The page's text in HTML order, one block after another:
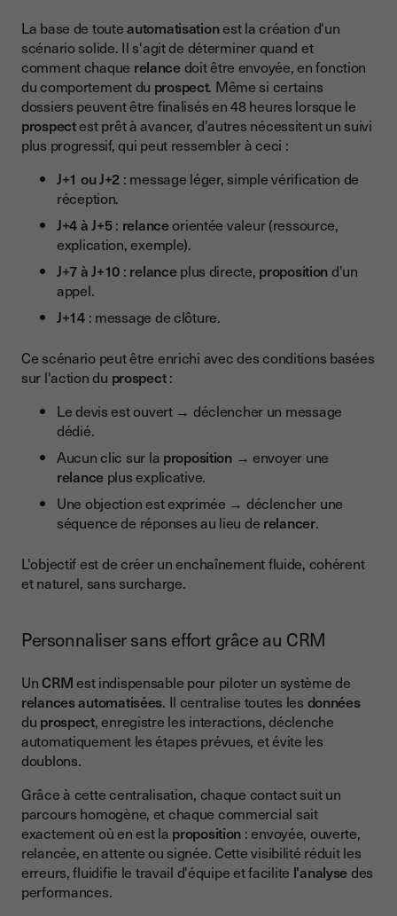
La base de touteautomatisationest la création d'un
scénario solide. Il s'agit de déterminer quand et
comment chaque relancedoit être envoyée, en fonction
du comportement du prospect. Même si certains
dossiers peuvent être finalisés en 48 heures lorsque le
prospectest prêt à avancer, d'autres nécessitent un suivi
plus progressif, qui peut ressembler à ceci :
J+1 ou J+2 : message léger, simple vérification de
réception.
J+4 à J+5: relanceorientée valeur (ressource,
explication, exemple).
J+7 à J+10 : relanceplus directe, propositiond'un
appel.
J+14: message de clôture.
Ce scénario peut être enrichi avec des conditions basées
sur l'action du prospect:
Le devis est ouvert → déclencher un message
dédié.
Aucun clic sur la proposition→ envoyer une
relance plus explicative.
Une objection est exprimée → déclencher une
séquence de réponses au lieu de relancer.
L'objectif est de créer un enchaînement fluide, cohérent
et naturel, sans surcharge.
Personnaliser sans effort grâce au CRM
UnCRMest indispensable pour piloter un système de
relances automatisées. Il centralise toutes les données
du prospect, enregistre les interactions, déclenche
automatiquement les étapes prévues, et évite les
doublons.
Grâce à cette centralisation, chaque contact suit un
parcours homogène, et chaque commercial sait
exactement où en est la proposition : envoyée, ouverte,
relancée, en attente ou signée. Cette visibilité réduit les
erreurs, fluidifie le travail d'équipe et facilite l'analysedes
performances.